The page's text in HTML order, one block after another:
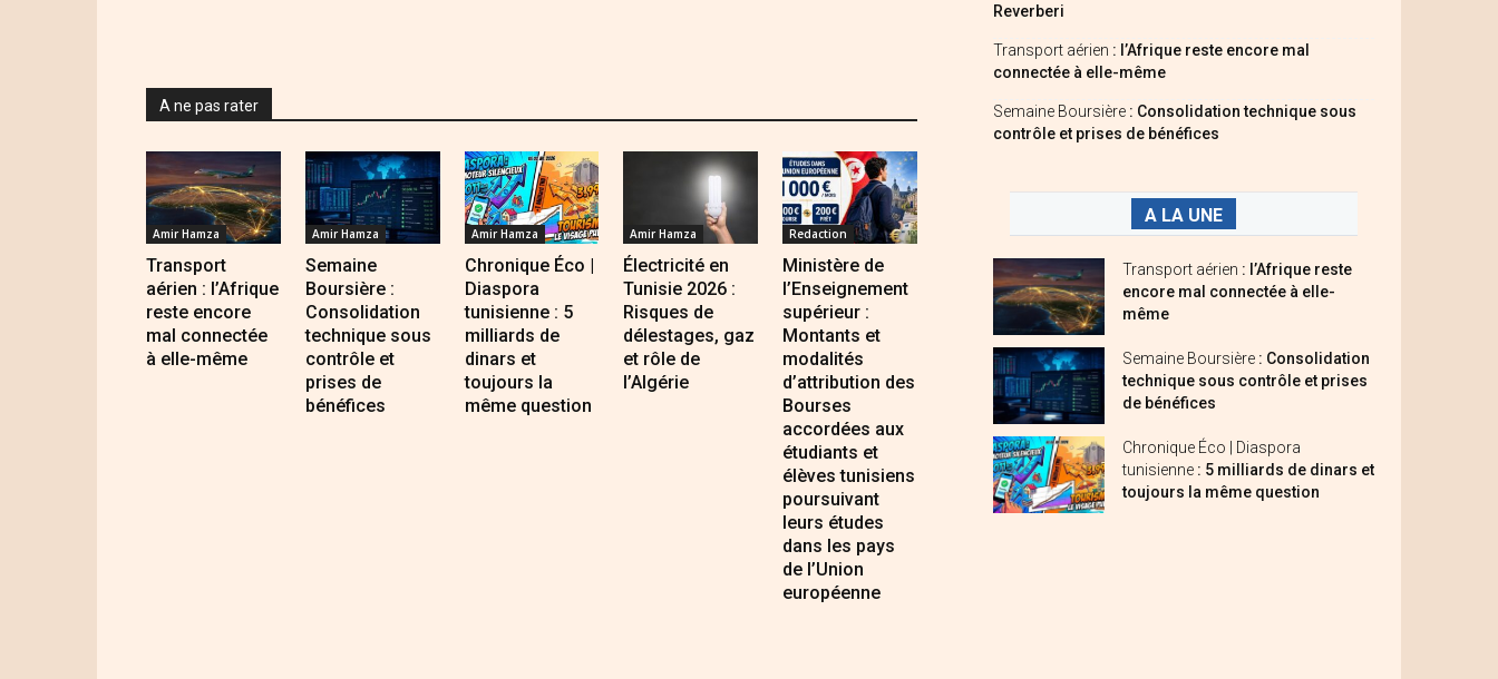
A ne pas rater
Amir Hamza
Transport
aérien : l’Afrique
reste encore
mal connectée
à elle-même
Amir Hamza
Semaine
Boursière :
Consolidation
technique sous
contrôle et
prises de
bénéfices
Amir Hamza
Chronique Éco |
Diaspora
tunisienne : 5
milliards de
dinars et
toujours la
même question
Amir Hamza
Électricité en
Tunisie 2026 :
Risques de
délestages, gaz
et rôle de
l’Algérie
Redaction
Ministère de
l’Enseignement
supérieur :
Montants et
modalités
d’attribution des
Bourses
accordées aux
étudiants et
élèves tunisiens
poursuivant
leurs études
dans les pays
de l’Union
européenne
Reverberi
Transport aérien : l’Afrique reste encore mal
connectée à elle-même
Semaine Boursière : Consolidation technique sous
contrôle et prises de bénéfices
A LA UNE
Transport aérien : l’Afrique reste
encore mal connectée à elle-
même
Semaine Boursière : Consolidation
technique sous contrôle et prises
de bénéfices
Chronique Éco | Diaspora
tunisienne : 5 milliards de dinars et
toujours la même question